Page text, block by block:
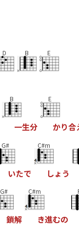
D B E
B
一生分
E
かり合
G#
いたで
C#m
しょ う
G#
鎖解
C#m
き進むの